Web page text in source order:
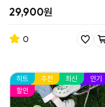
29,900원
0
히트 추천 최신
인기
할인